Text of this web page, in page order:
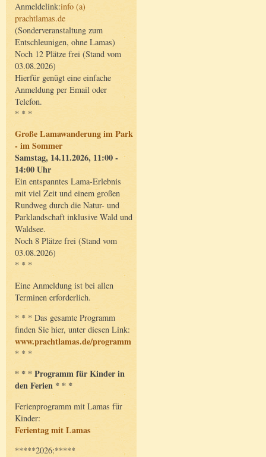
Anmeldelink:info (a)
prachtlamas.de
(Sonderveranstaltung zum
Entschleunigen, ohne Lamas)
Noch 12 Plätze frei (Stand vom
03.08.2026)
Hierfür genügt eine einfache
Anmeldung per Email oder
Telefon.
* * *
Große Lamawanderung im Park
- im Sommer
Samstag, 14.11.2026, 11:00 -
14:00 Uhr
Ein entspanntes Lama-Erlebnis
mit viel Zeit und einem großen
Rundweg durch die Natur- und
Parklandschaft inklusive Wald und
Waldsee.
Noch 8 Plätze frei (Stand vom
03.08.2026)
* * *
Eine Anmeldung ist bei allen
Terminen erforderlich.
* * * Das gesamte Programm
finden Sie hier, unter diesen Link:
www.prachtlamas.de/programm
* * *
* * * Programm für Kinder in
den Ferien * * *
Ferienprogramm mit Lamas für
Kinder:
Ferientag mit Lamas
*****2026:*****